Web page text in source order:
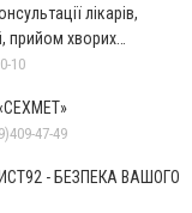
лікарів,
прийом хворих
10
47-49
- БЕЗПЕКА ВАШОГО